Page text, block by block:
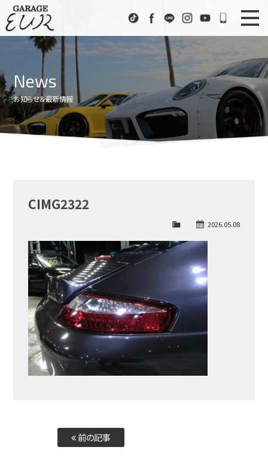
TikTokFacebook
LINE InstagramYoutube072-
ニュース
Stock List
在庫車情報
EUR Sports
EURスポーツ
アクセス
News
お知らせ＆最新情報
CIMG2322
2026.05.08
前の記事